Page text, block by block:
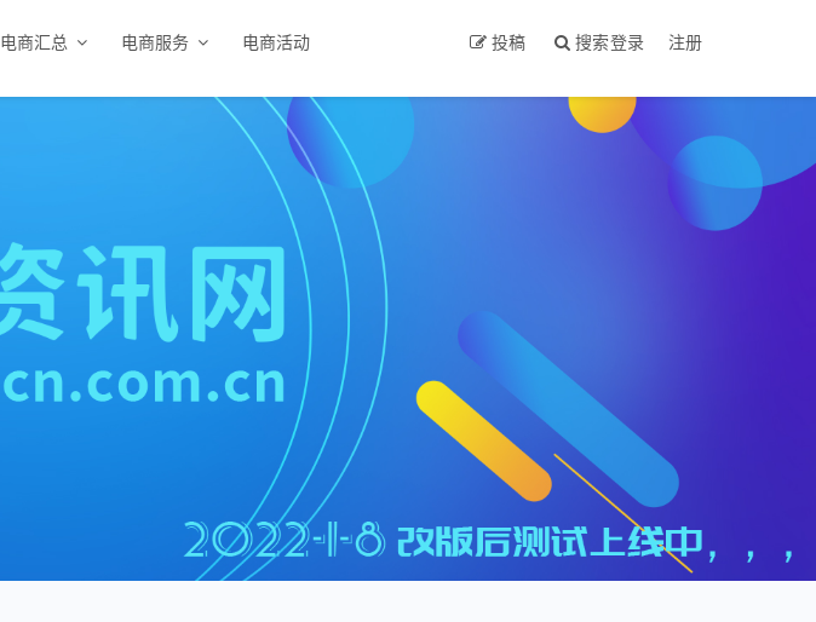
电商汇总 电商服务 电商活动 投稿 搜索登录 注册